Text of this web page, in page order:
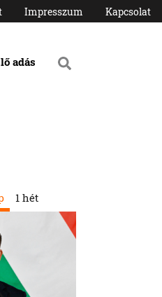
Impresszum Kapcsolat
adás
1 hét